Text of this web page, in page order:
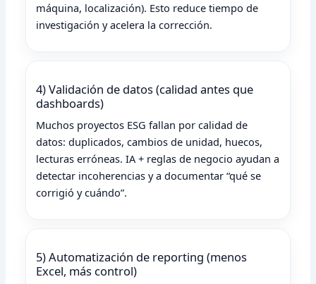
máquina, localización). Esto reduce tiempo de
investigación y acelera la corrección.
4) Validación de datos (calidad antes que
dashboards)
Muchos proyectos ESG fallan por calidad de
datos: duplicados, cambios de unidad, huecos,
lecturas erróneas. IA + reglas de negocio ayudan a
detectar incoherencias y a documentar “qué se
corrigió y cuándo”.
5) Automatización de reporting (menos
Excel, más control)